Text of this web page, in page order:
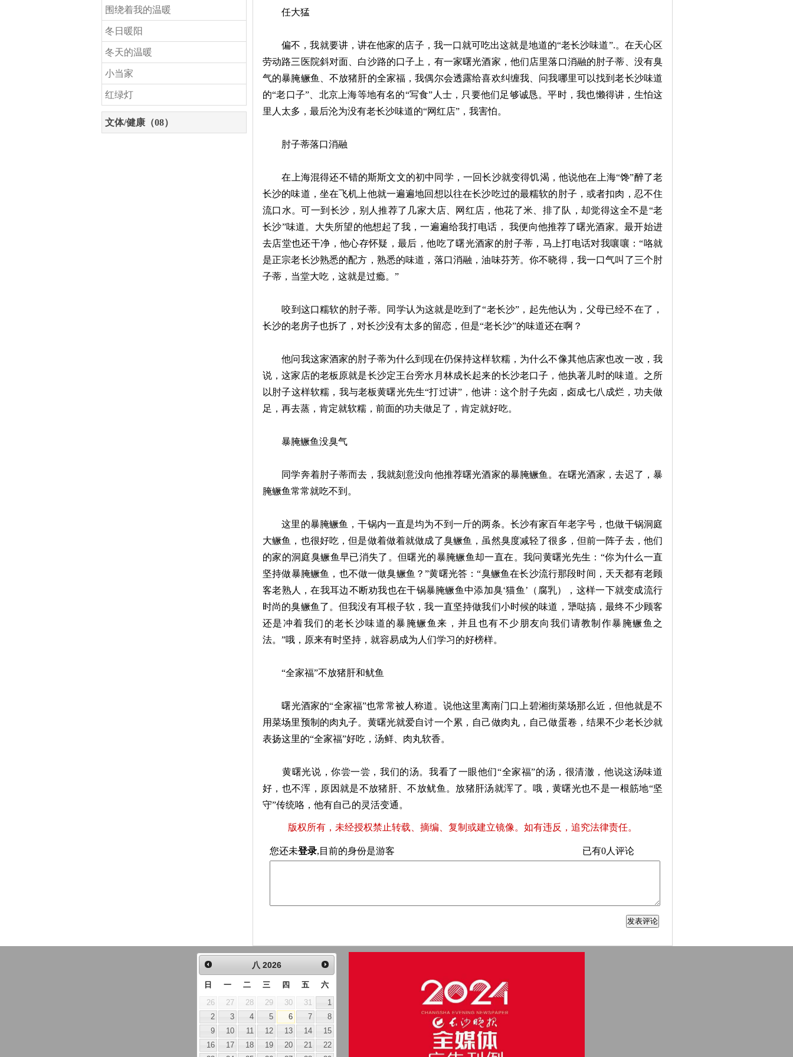
围绕着我的温暖
冬日暖阳
冬天的温暖
小当家
红绿灯
文体/健康（08）
任大猛
偏不，我就要讲，讲在他家的店子，我一口就可吃出这就是地道的“老长沙味道”.。在天心区
劳动路三医院斜对面、白沙路的口子上，有一家曙光酒家，他们店里落口消融的肘子蒂、没有臭
气的暴腌鳜鱼、不放猪肝的全家福，我偶尔会透露给喜欢纠缠我、问我哪里可以找到老长沙味道
的“老口子”、北京上海等地有名的“写食”人士，只要他们足够诚恳。平时，我也懒得讲，生怕这
里人太多，最后沦为没有老长沙味道的“网红店”，我害怕。
肘子蒂落口消融
在上海混得还不错的斯斯文文的初中同学，一回长沙就变得饥渴，他说他在上海“馋”醉了老
长沙的味道，坐在飞机上他就一遍遍地回想以往在长沙吃过的最糯软的肘子，或者扣肉，忍不住
流口水。可一到长沙，别人推荐了几家大店、网红店，他花了米、排了队，却觉得这全不是“老
长沙”味道。大失所望的他想起了我，一遍遍给我打电话， 我便向他推荐了曙光酒家。最开始进
去店堂也还干净，他心存怀疑，最后，他吃了曙光酒家的肘子蒂，马上打电话对我嚷嚷：“咯就
是正宗老长沙熟悉的配方，熟悉的味道，落口消融，油味芬芳。你不晓得，我一口气叫了三个肘
子蒂，当堂大吃，这就是过瘾。”
咬到这口糯软的肘子蒂。同学认为这就是吃到了“老长沙”，起先他认为，父母已经不在了，
长沙的老房子也拆了，对长沙没有太多的留恋，但是“老长沙”的味道还在啊？
他问我这家酒家的肘子蒂为什么到现在仍保持这样软糯，为什么不像其他店家也改一改，我
说，这家店的老板原就是长沙定王台旁水月林成长起来的长沙老口子，他执著儿时的味道。之所
以肘子这样软糯，我与老板黄曙光先生“打过讲”，他讲：这个肘子先卤，卤成七八成烂，功夫做
足，再去蒸，肯定就软糯，前面的功夫做足了，肯定就好吃。
暴腌鳜鱼没臭气
同学奔着肘子蒂而去，我就刻意没向他推荐曙光酒家的暴腌鳜鱼。在曙光酒家，去迟了，暴
腌鳜鱼常常就吃不到。
这里的暴腌鳜鱼，干锅内一直是均为不到一斤的两条。长沙有家百年老字号，也做干锅洞庭
大鳜鱼，也很好吃，但是做着做着就做成了臭鳜鱼，虽然臭度减轻了很多，但前一阵子去，他们
的家的洞庭臭鳜鱼早已消失了。但曙光的暴腌鳜鱼却一直在。我问黄曙光先生：“你为什么一直
坚持做暴腌鳜鱼，也不做一做臭鳜鱼？”黄曙光答：“臭鳜鱼在长沙流行那段时间，天天都有老顾
客老熟人，在我耳边不断劝我也在干锅暴腌鳜鱼中添加臭‘猫鱼’（腐乳），这样一下就变成流行
时尚的臭鳜鱼了。但我没有耳根子软，我一直坚持做我们小时候的味道，犟哒搞，最终不少顾客
还是冲着我们的老长沙味道的暴腌鳜鱼来，并且也有不少朋友向我们请教制作暴腌鳜鱼之
法。”哦，原来有时坚持，就容易成为人们学习的好榜样。
“全家福”不放猪肝和鱿鱼
曙光酒家的“全家福”也常常被人称道。说他这里离南门口上碧湘街菜场那么近，但他就是不
用菜场里预制的肉丸子。黄曙光就爱自讨一个累，自己做肉丸，自己做蛋卷，结果不少老长沙就
表扬这里的“全家福”好吃，汤鲜、肉丸软香。
黄曙光说，你尝一尝，我们的汤。我看了一眼他们“全家福”的汤，很清澈，他说这汤味道
好，也不浑，原因就是不放猪肝、不放鱿鱼。放猪肝汤就浑了。哦，黄曙光也不是一根筋地“坚
守”传统咯，他有自己的灵活变通。
版权所有，未经授权禁止转载、摘编、复制或建立镜像。如有违反，追究法律责任。
您还未登录,目前的身份是游客 已有0人评论
八 2026
日 一 二 三 四 五 六
26 27 28 29 30 31
1
2
3 4 5 6 7
8
9
10 11 12 13 14
15
16
17 18 19 20 21
22